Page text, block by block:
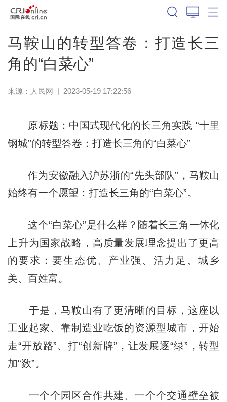
马鞍山的转型答卷：打造长三
角的“白菜心”
来源： 人民网 | 2023-05-19 17:22:56
原标题：中国式现代化的长三角实践 “十里
钢城”的转型答卷：打造长三角的“白菜心”
作为安徽融入沪苏浙的“先头部队”，马鞍山
始终有一个愿望：打造长三角的“白菜心”。
这个“白菜心”是什么样？随着长三角一体化
上升为国家战略，高质量发展理念提出了更高
的要求：要生态优、产业强、活力足、城乡
美、百姓富。
于是，马鞍山有了更清晰的目标，这座以
工业起家、靠制造业吃饭的资源型城市，开始
走“开放路”、打“创新牌”，让发展逐“绿”，转型
加“数”。
一个个园区合作共建、一个个交通壁垒被